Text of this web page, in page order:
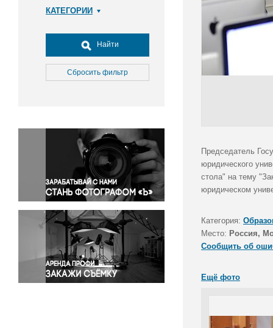
КАТЕГОРИИ
Досуг, туризм и отдых
Культура
Медицина
Окружающая среда
Политика
Правосудие
Происшествия и конфликты
Религия
Светская жизнь
Спорт
Экология
Экономика и бизнес
Найти
Сбросить фильтр
Председатель
юридического
стола" на тему
юридическом
Категория:
Место: Россия,
Сообщить об
Ещё фото